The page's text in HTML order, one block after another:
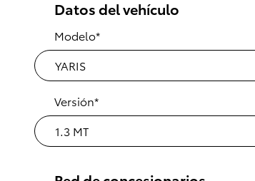
Datos del vehículo
Modelo*
Versión*